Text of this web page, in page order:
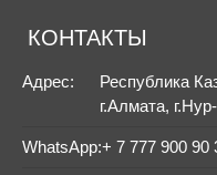
КОНТАКТЫ
Адрес:
Республика
г.Алмата,
WhatsApp:+ 7 777 900 90